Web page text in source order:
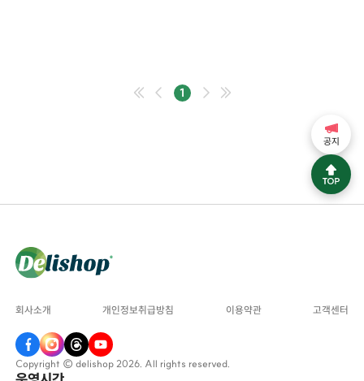
1
회사소개 개인정보취급방침 이용약관 고객센터
Copyright © delishop 2026. All rights reserved.
공지